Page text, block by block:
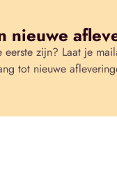
nieuwe
zijn? Laat je
tot nieuwe